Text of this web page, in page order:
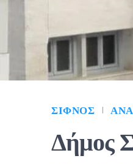
ΣΊΦΝΟΣ
Δήμος